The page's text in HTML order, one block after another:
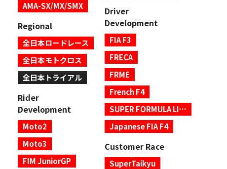
AMA-SX/MX/SMX
Regional
全日本ロードレース
全日本モトクロス
全日本トライアル
Rider
Development
Moto2
Moto3
FIM JuniorGP
Driver
Development
FIA F3
FRECA
FRME
French F4
SUPER FORMULA LIGHTS
Japanese FIA F4
Customer Race
SuperTaikyu